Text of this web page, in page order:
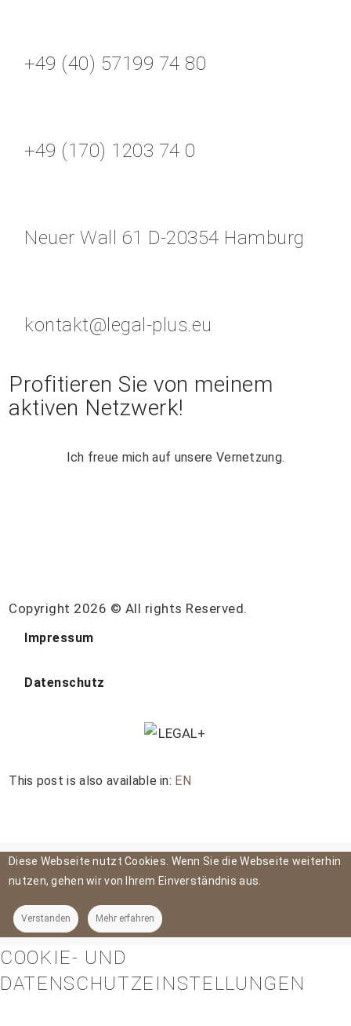
+49 (40) 57199 74 80
+49 (170) 1203 74 0
Neuer Wall 61 D-20354 Hamburg
kontakt@legal-plus.eu
Profitieren Sie von meinem
aktiven Netzwerk!
Ich freue mich auf unsere Vernetzung.
Copyright 2026 © All rights Reserved.
Impressum
Datenschutz
This post is also available in: EN
Diese Webseite nutzt Cookies. Wenn Sie die Webseite weiterhin
nutzen, gehen wir von Ihrem Einverständnis aus.
Verstanden Mehr erfahren
COOKIE- UND
DATENSCHUTZEINSTELLUNGEN